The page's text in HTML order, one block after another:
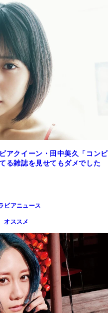
アクイーン・田中美久「コンビ
る雑誌を見せてもダメでした
ビアニュース
オススメ